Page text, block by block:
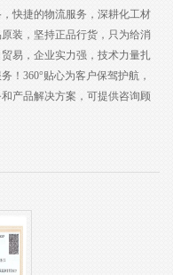
快捷的物流服务，深耕化工材
装，坚持正品行货，只为给消
易，企业实力强，技术力量扎
！360°贴心为客户保驾护航，
产品解决方案，可提供咨询顾